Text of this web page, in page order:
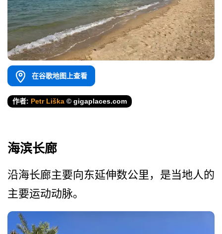
在谷歌地图上查看
作者: Petr Liška © gigaplaces.com
海滨长廊
沿海长廊主要向东延伸数公里­，是当地人的
主要运动动脉。